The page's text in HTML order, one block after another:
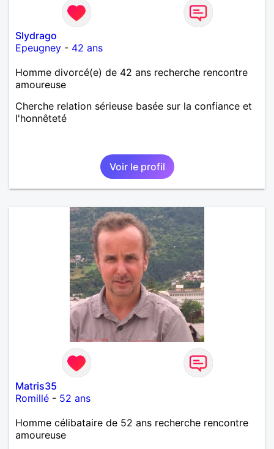
Slydrago
Epeugney - 42 ans
Homme divorcé(e) de 42 ans recherche rencontre
amoureuse
Cherche relation sérieuse basée sur la confiance et
l'honnêteté
Voir le profil
Matris35
Romillé - 52 ans
Homme célibataire de 52 ans recherche rencontre
amoureuse